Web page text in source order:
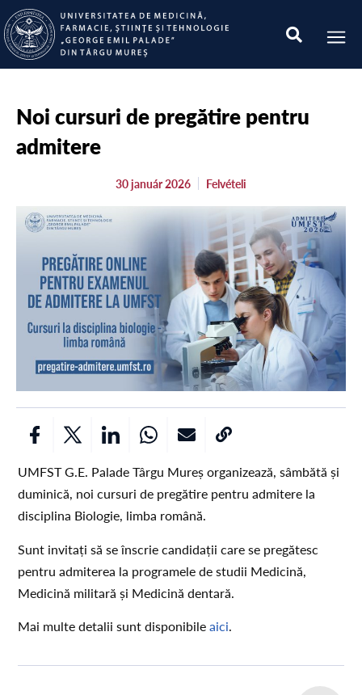
Noi cursuri de pregătire pentru
admitere
30 január 2026 Felvételi
UMFST G.E. Palade Târgu Mureș organizează, sâmbătă și
duminică, noi cursuri de pregătire pentru admitere la
disciplina Biologie, limba română.
Sunt invitați să se înscrie candidații care se pregătesc
pentru admiterea la programele de studii Medicină,
Medicină militară și Medicină dentară.
Mai multe detalii sunt disponibileaici.